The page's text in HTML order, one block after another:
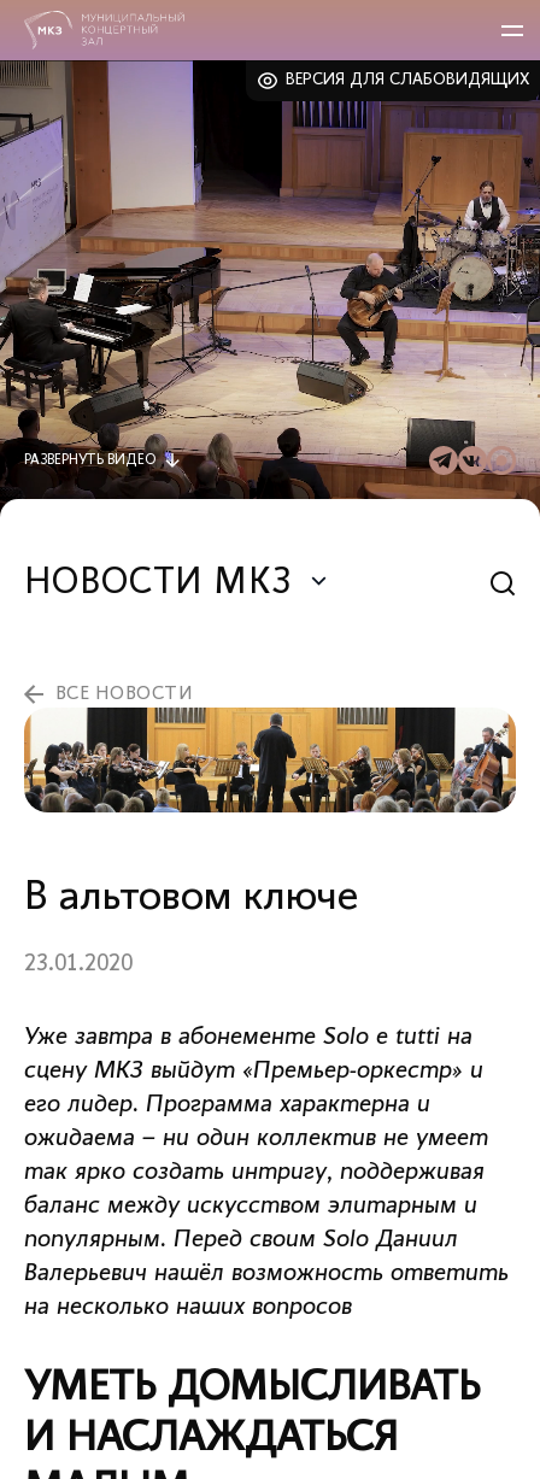
ВЕРСИЯ ДЛЯ СЛАБОВИДЯЩИХ
РАЗВЕРНУТЬ ВИДЕО
НОВОСТИ МКЗ
ВСЕ НОВОСТИ
В альтовом ключе
23.01.2020
Уже завтра в абонементе Solo e tutti на
сцену МКЗ выйдут «Премьер-оркестр» и
его лидер. Программа характерна и
ожидаема – ни один коллектив не умеет
так ярко создать интригу, поддерживая
баланс между искусством элитарным и
популярным. Перед своим Solo Даниил
Валерьевич нашёл возможность ответить
на несколько наших вопросов
УМЕТЬ ДОМЫСЛИВАТЬ
И НАСЛАЖДАТЬСЯ